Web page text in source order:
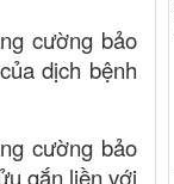
cường bảo
dịch bệnh
cường bảo
gắn liền với